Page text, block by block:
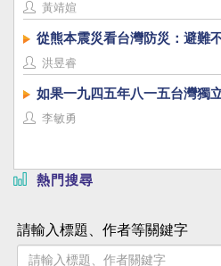
黃靖媗
從熊本震災看台灣防災：避難
洪昱睿
如果一九四五年八一五台灣獨
李敏勇
熱門搜尋
請輸入標題、作者等關鍵字